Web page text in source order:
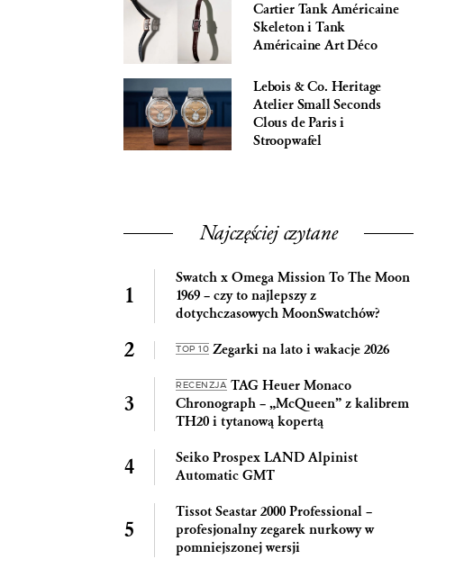
Cartier Tank Américaine
Skeleton i Tank
Américaine Art Déco
Lebois & Co. Heritage
Atelier Small Seconds
Clous de Paris i
Stroopwafel
Najczęściej czytane
Swatch x Omega Mission To The Moon
1969 – czy to najlepszy z
dotychczasowych MoonSwatchów?
TOP 10 Zegarki na lato i wakacje 2026
RECENZJA TAG Heuer Monaco
Chronograph – „McQueen” z kalibrem
TH20 i tytanową kopertą
Seiko Prospex LAND Alpinist
Automatic GMT
Tissot Seastar 2000 Professional –
profesjonalny zegarek nurkowy w
pomniejszonej wersji